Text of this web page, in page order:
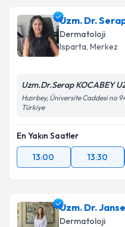
Uzm. Dr. Elif Esra
oluşturun. Size bu
takvim
Kişisel verilerimin
Metni
kapsamda
Uzm. Dr.
Dermatoloji
Isparta, Merkez
Uzm.Dr.Serap KOCABEY
Hızırbey, Üniversite Caddesi
Türkiye
En Yakın Saatler
13:00
13:30
Uzm. Dr.
Dermatoloji